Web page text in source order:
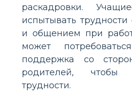
раскадровки.
испытывать
и общением при
может
поддержка со
родителей, чтобы
трудности.